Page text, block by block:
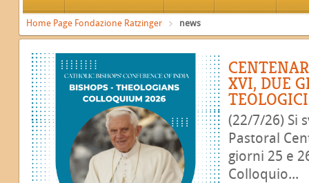
Home Page Fondazione Ratzinger news
XVI, DUE
(22/7/26) Si
Pastoral
giorni 25 e
Colloquio...